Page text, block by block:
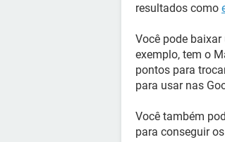
resultados como
Você pode
exemplo, tem o
pontos para
para usar nas
Você também
para conseguir